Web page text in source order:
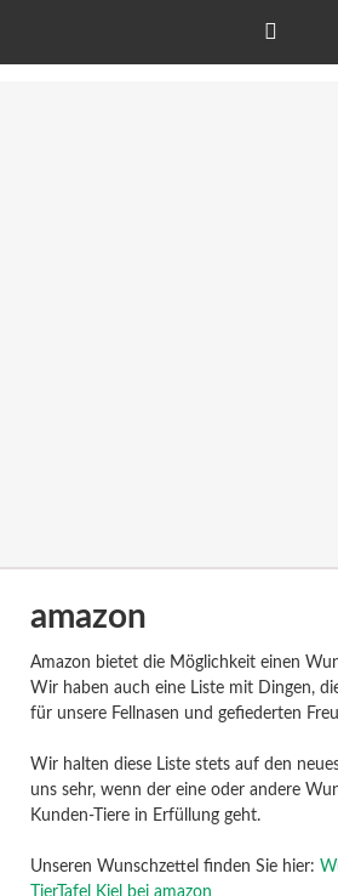
amazon
Amazon bietet die Möglichkeit einen
Wir haben auch eine Liste mit Dingen,
für unsere Fellnasen und gefiederten
Wir halten diese Liste stets auf den
uns sehr, wenn der eine oder andere
Kunden-Tiere in Erfüllung geht.
Unseren Wunschzettel finden Sie hier: